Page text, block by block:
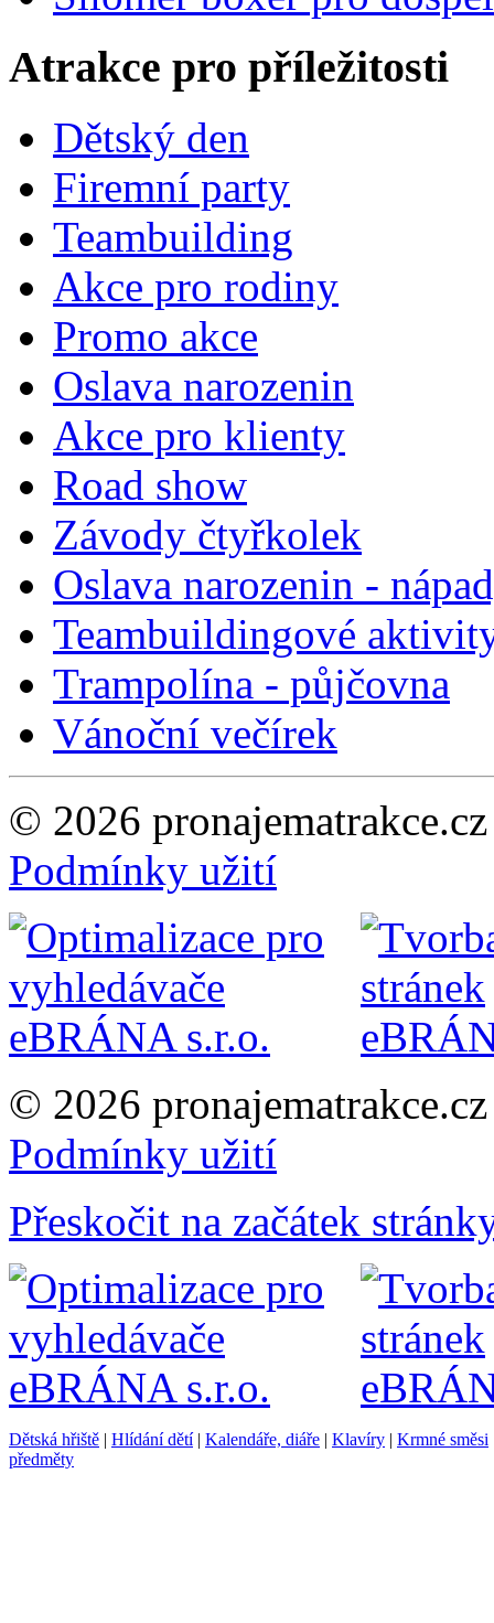
Atrakce pro příležitosti
Dětský den
Firemní party
Teambuilding
Akce pro rodiny
Promo akce
Oslava narozenin
Akce pro klienty
Road show
Závody čtyřkolek
Oslava narozenin -
Teambuildingové
Trampolína - půjčovna
Vánoční večírek
© 2026
Podmínky užití
© 2026
Podmínky užití
Přeskočit na začátek
Dětská hřiště | Hlídání dětí| Kalendáře, diáře | Klavíry | Krmné směsi
předměty